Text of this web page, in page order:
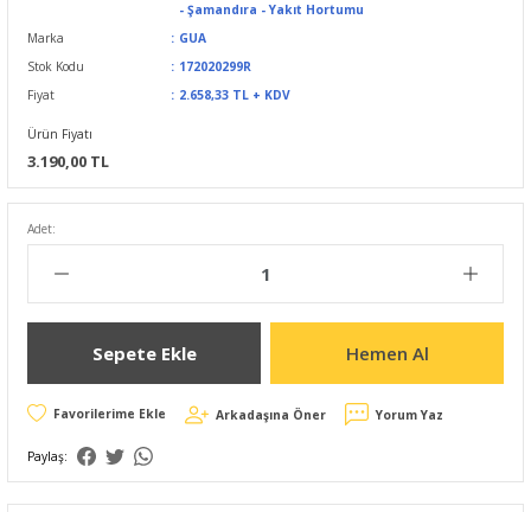
- Şamandıra - Yakıt Hortumu
Marka
GUA
Stok Kodu
172020299R
Fiyat
2.658,33 TL + KDV
Ürün Fiyatı
3.190,00 TL
Adet:
Sepete Ekle Hemen Al
Arkadaşına Öner Yorum Yaz
Paylaş: